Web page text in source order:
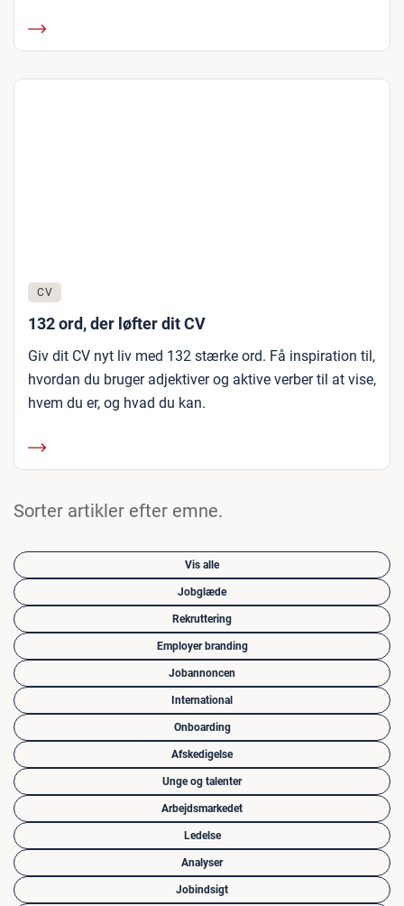
CV
132 ord, der løfter dit CV
Giv dit CV nyt liv med 132 stærke ord. Få inspiration til,
hvordan du bruger adjektiver og aktive verber til at vise,
hvem du er, og hvad du kan.
Sorter artikler efter emne.
Vis alle
Jobglæde
Rekruttering
Employer branding
Jobannoncen
International
Onboarding
Afskedigelse
Unge og talenter
Arbejdsmarkedet
Ledelse
Analyser
Jobindsigt